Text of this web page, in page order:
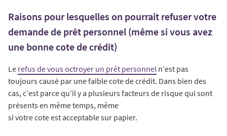
Raisons pour lesquelles on pourrait refuser votre
demande de prêt personnel (même si vous avez
une bonne cote de crédit)
Le refus de vous octroyer un prêt personnel n’est pas
toujours causé par une faible cote de crédit. Dans bien des
cas, c’est parce qu’il y a plusieurs facteurs de risque qui sont
présents en même temps, même
si votre cote est acceptable sur papier.